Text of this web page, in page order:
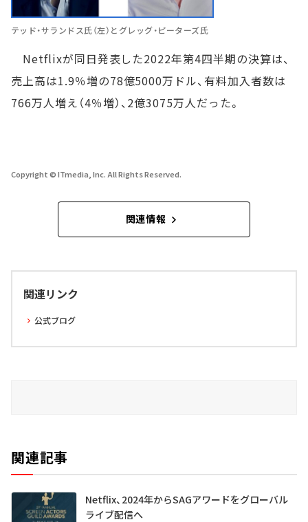
テッド・サランドス氏（左）とグレッグ・ピーターズ氏
Netflixが同日発表した2022年第4四半期の決算は、
売上高は1.9％増の78億5000万ドル、有料加入者数は
766万人増え（4％増）、2億3075万人だった。
Copyright © ITmedia, Inc. All Rights Reserved.
関連情報
関連リンク
公式ブログ
関連記事
Netflix、2024年からSAGアワードをグローバル
ライブ配信へ